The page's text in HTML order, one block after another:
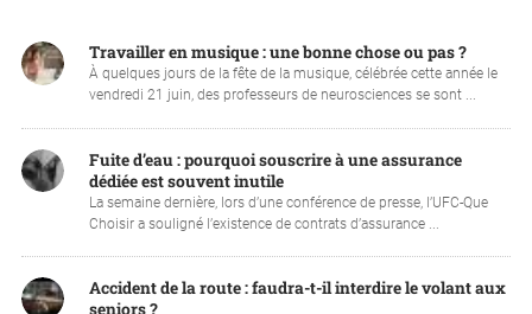
Travailler en musique : une bonne chose ou pas ?
À quelques jours de la fête de la musique, célébrée cette année le
vendredi 21 juin, des professeurs de neurosciences se sont ...
Fuite d’eau : pourquoi souscrire à une assurance
dédiée est souvent inutile
La semaine dernière, lors d’une conférence de presse, l’UFC-Que
Choisir a souligné l’existence de contrats d’assurance ...
Accident de la route : faudra-t-il interdire le volant aux
seniors ?